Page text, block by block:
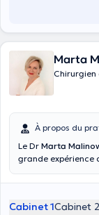
Marta
Chirurgien
À propos du
Le Dr Marta
grande expérience
de Louvain
chirurgie
Cabinet 1Cabinet 2